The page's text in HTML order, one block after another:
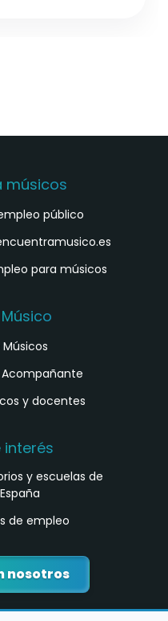
músicos
público
para músicos
y docentes
interés
y escuelas de
de empleo
nosotros